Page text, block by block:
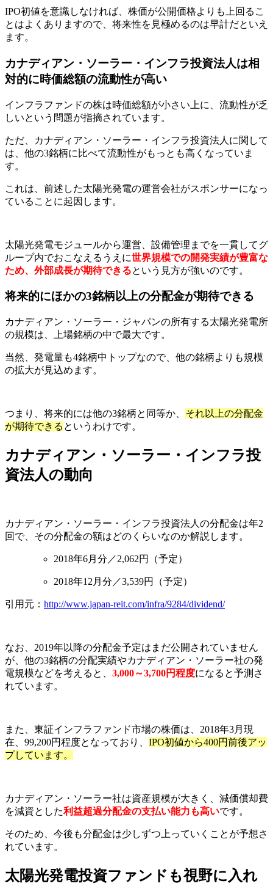
IPO初値を意識しなければ、株価が公開価格よりも上回るこ
とはよくありますので、将来性を見極めるのは早計だといえ
ます。
カナディアン・ソーラー・インフラ投資法人は相
対的に時価総額の流動性が高い
インフラファンドの株は時価総額が小さい上に、流動性が乏
しいという問題が指摘されています。
ただ、カナディアン・ソーラー・インフラ投資法人に関して
は、他の3銘柄に比べて流動性がもっとも高くなっていま
す。
これは、前述した太陽光発電の運営会社がスポンサーになっ
ていることに起因します。
太陽光発電モジュールから運営、設備管理までを一貫してグ
ループ内でおこなえるうえに世界規模での開発実績が豊富な
ため、外部成長が期待できるという見方が強いのです。
将来的にほかの3銘柄以上の分配金が期待できる
カナディアン・ソーラー・ジャパンの所有する太陽光発電所
の規模は、上場銘柄の中で最大です。
当然、発電量も4銘柄中トップなので、他の銘柄よりも規模
の拡大が見込めます。
つまり、将来的には他の3銘柄と同等か、 それ以上の分配金
が期待できる というわけです。
カナディアン・ソーラー・インフラ投
資法人の動向
カナディアン・ソーラー・インフラ投資法人の分配金は年2
回で、その分配金の額はどのくらいなのか解説します。
2018年6月分／2,062円（予定）
2018年12月分／3,539円（予定）
引用元： http://www.japan-reit.com/infra/9284/dividend/
なお、2019年以降の分配金予定はまだ公開されていません
が、他の3銘柄の分配実績やカナディアン・ソーラー社の発
電規模などを考えると、 3,000～3,700円程度になると予測さ
れています。
また、東証インフラファンド市場の株価は、2018年3月現
在、99,200円程度となっており、 IPO初値から400円前後アッ
プしています。
カナディアン・ソーラー社は資産規模が大きく、減価償却費
を減資とした利益超過分配金の支払い能力も高いです。
そのため、今後も分配金は少しずつ上っていくことが予想さ
れています。
太陽光発電投資ファンドも視野に入れ